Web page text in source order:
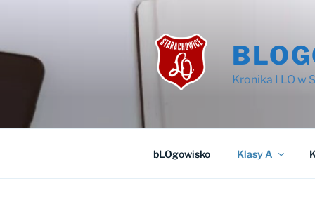
Kronika I LO w
bLOgowisko Klasy A